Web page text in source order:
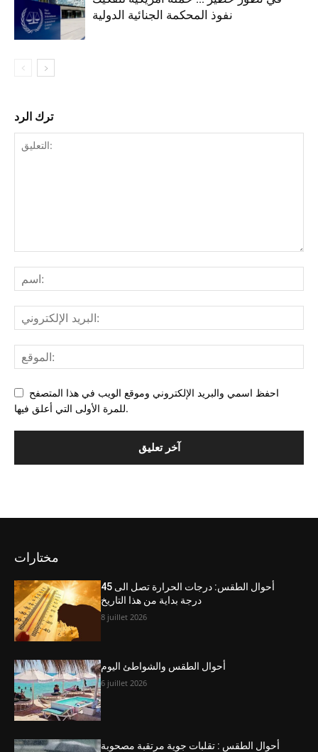
نفوذ المحكمة الجنائية الدولية
ترك الرد
احفظ اسمي والبريد الإلكتروني وموقع الويب في هذا المتصفح
للمرة الأولى التي أعلق فيها.
مختارات
أحوال الطقس: درجات الحرارة تصل الى 45
درجة بداية من هذا التاريخ
8 juillet 2026
أحوال الطقس والشواطئ اليوم
6 juillet 2026
أحوال الطقس : تقلبات جوية مرتقبة مصحوبة